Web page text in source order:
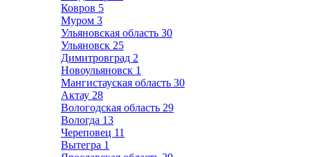
Ковров 5
Муром 3
Ульяновская область 30
Ульяновск 25
Димитровград 2
Новоульяновск 1
Мангистауская область 30
Актау 28
Вологодская область 29
Вологда 13
Череповец 11
Вытегра 1